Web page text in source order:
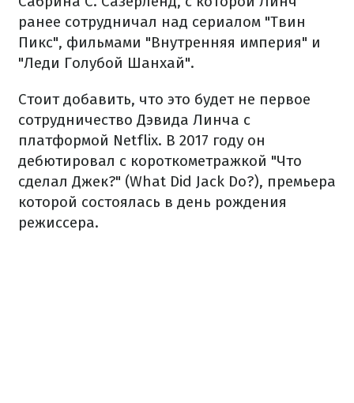
ранее сотрудничал над сериалом "Твин
Пикс", фильмами "Внутренняя империя" и
"Леди Голубой Шанхай".
Стоит добавить, что это будет не первое
сотрудничество Дэвида Линча с
платформой Netflix. В 2017 году он
дебютировал с короткометражкой "Что
сделал Джек?" (What Did Jack Do?), премьера
которой состоялась в день рождения
режиссера.